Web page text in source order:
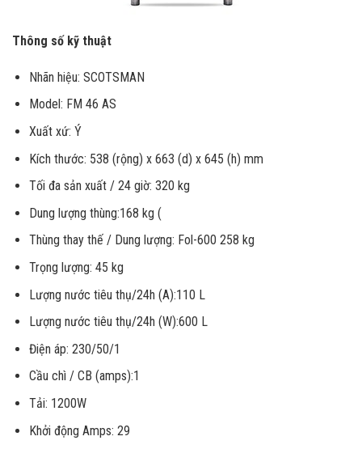
Thông số kỹ thuật
Nhãn hiệu: SCOTSMAN
Model: FM 46 AS
Xuất xứ: Ý
Kích thước: 538 (rộng) x 663 (d) x 645 (h) mm
Tối đa sản xuất / 24 giờ: 320 kg
Dung lượng thùng:168 kg (
Thùng thay thế / Dung lượng: Fol-600 258 kg
Trọng lượng: 45 kg
Lượng nước tiêu thụ/24h (A):110 L
Lượng nước tiêu thụ/24h (W):600 L
Điện áp: 230/50/1
Cầu chì / CB (amps):1
Tải: 1200W
Khởi động Amps: 29